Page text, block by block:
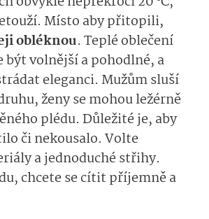
Místo aby přitopili,
obléknou. Teplé oblečení
být volnější a pohodlné, a
eleganci. Mužům sluší
ženy se mohou ležérně
plédu. Důležité je, aby
či nekousalo. Volte
a jednoduché střihy.
chcete se cítit příjemně a